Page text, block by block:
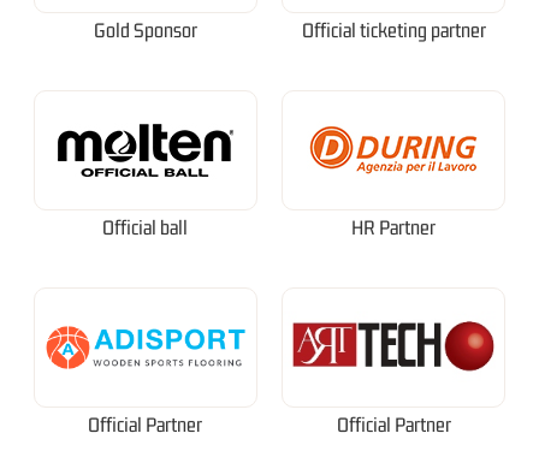
Gold Sponsor Official ticketing partner
Official ball HR Partner
Official Partner Official Partner